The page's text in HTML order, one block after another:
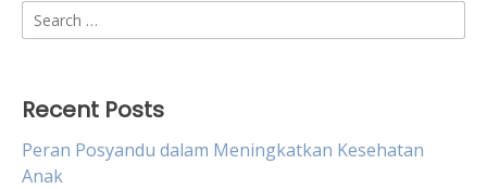
Search
for:
Recent Posts
Peran Posyandu dalam Meningkatkan Kesehatan
Anak